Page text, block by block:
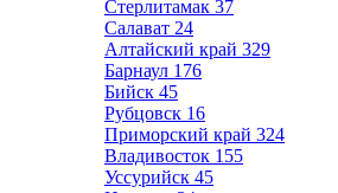
Стерлитамак 37
Салават 24
Алтайский край 329
Барнаул 176
Бийск 45
Рубцовск 16
Приморский край 324
Владивосток 155
Уссурийск 45